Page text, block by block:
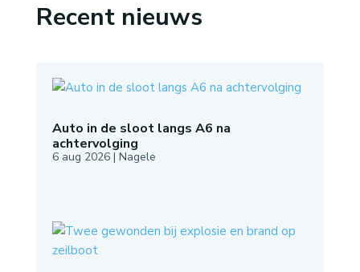
Recent nieuws
Auto in de sloot langs A6 na
achtervolging
6 aug 2026| Nagele